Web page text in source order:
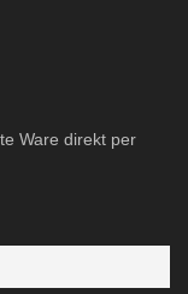
Ware direkt per